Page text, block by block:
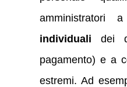
amministratori
individuali dei
pagamento) e a
estremi. Ad